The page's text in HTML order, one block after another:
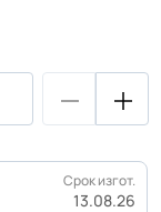
Срок изгот.
13.08.26